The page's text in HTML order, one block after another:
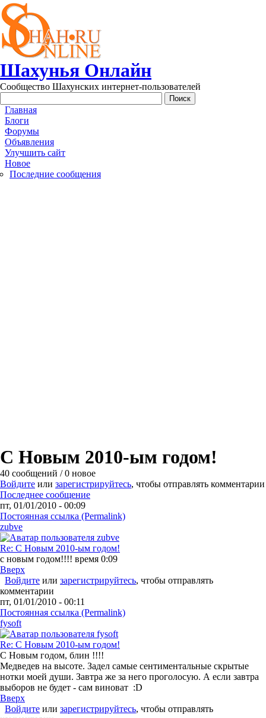
Перейти к основному содержанию
Шахунья Онлайн
Сообщество Шахунских интернет-пользователей
Main menu
Главная
Блоги
Форумы
Объявления
Улучшить сайт
Новое
Последние сообщения
С Новым 2010-ым годом!
40 сообщений / 0 новое
Войдите или зарегистрируйтесь, чтобы отправлять комментарии
Последнее сообщение
пт, 01/01/2010 - 00:09
Постоянная ссылка (Permalink)
zubve
Re: С Новым 2010-ым годом!
с новым годом!!!! время 0:09
Вверх
Войдите или зарегистрируйтесь, чтобы отправлять
комментарии
пт, 01/01/2010 - 00:11
Постоянная ссылка (Permalink)
fysoft
Re: С Новым 2010-ым годом!
С Новым годом, блин !!!!
Медведев на высоте. Задел самые сентиментальные скрытые
нотки моей души. Завтра же за него проголосую. А если завтра
выборов не будет - сам виноват :D
Вверх
Войдите или зарегистрируйтесь, чтобы отправлять